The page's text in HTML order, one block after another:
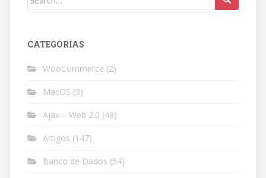
CATEGORIAS
WooCommerce (2)
MacOS (3)
Ajax – Web 2.0 (49)
Artigos (147)
Banco de Dados (54)